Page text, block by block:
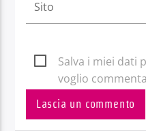
Salva i miei dati
voglio